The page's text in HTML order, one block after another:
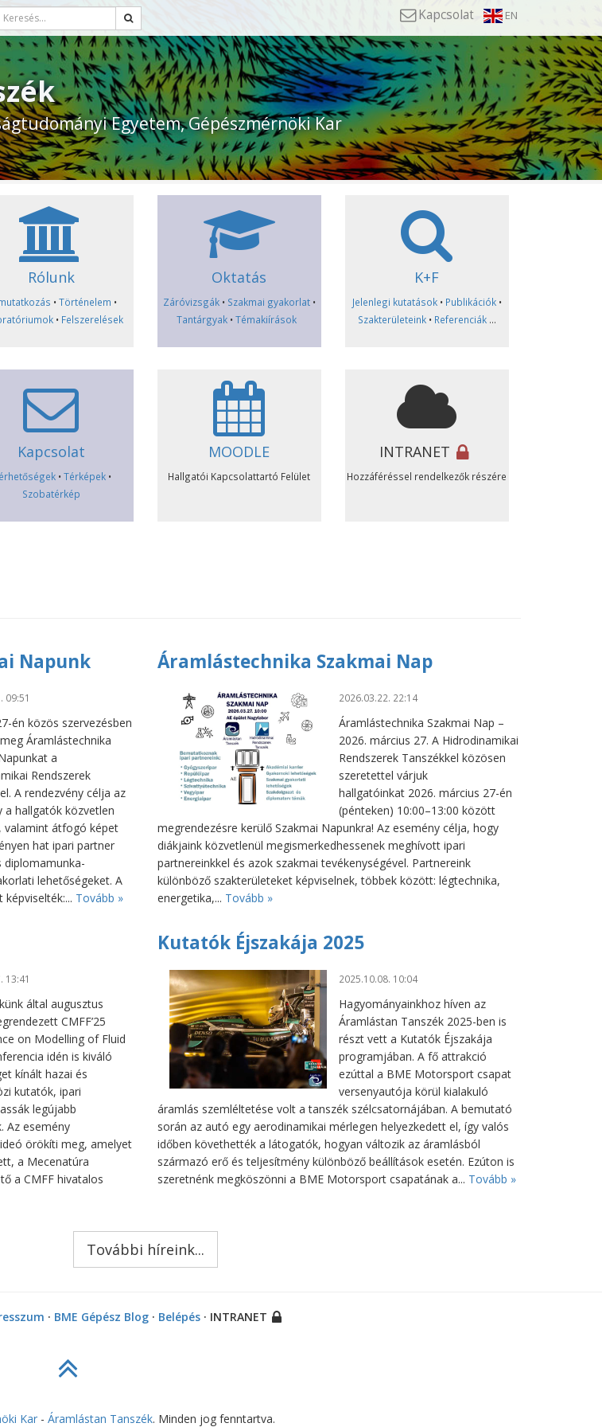
Kapcsolat EN
Egyetem, Gépészmérnöki Kar
Rólunk
• Történelem •
• Felszerelések
Oktatás
Záróvizsgák• Szakmai gyakorlat•
Tantárgyak •Témakiírások
K+F
Jelenlegi kutatások• Publikációk•
Szakterületeink• Referenciák...
Kapcsolat
• Térképek•
Szobatérkép
MOODLE
Hallgatói Kapcsolattartó Felület
INTRANET
Hozzáféréssel rendelkezők részére
Napunk
09:51
én közös szervezésben
Áramlástechnika
a
Rendszerek
A rendezvény célja az
a hallgatók közvetlen
valamint átfogó képet
hat ipari partner
lehetőségeket. A
Tovább »
Áramlástechnika Szakmai Nap
2026.03.22. 22:14
Áramlástechnika Szakmai Nap –
2026. március 27. A Hidrodinamikai
Rendszerek Tanszékkel közösen
szeretettel várjuk
hallgatóinkat 2026. március 27-én
(pénteken) 10:00–13:00 között
megrendezésre kerülő Szakmai Napunkra! Az esemény célja, hogy
diákjaink közvetlenül megismerkedhessenek meghívott ipari
partnereinkkel és azok szakmai tevékenységével. Partnereink
különböző szakterületeket képviselnek, többek között: légtechnika,
energetika,... Tovább »
13:41
által augusztus
CMFF’25
on Modelling of Fluid
idén is kiváló
kínált hazai és
kutatók, ipari
legújabb
Az esemény
örökíti meg, amelyet
a Mecenatúra
a CMFF hivatalos
Kutatók Éjszakája 2025
2025.10.08. 10:04
Hagyományainkhoz híven az
Áramlástan Tanszék 2025-ben is
részt vett a Kutatók Éjszakája
programjában. A fő attrakció
ezúttal a BME Motorsport csapat
versenyautója körül kialakuló
áramlás szemléltetése volt a tanszék szélcsatornájában. A bemutató
során az autó egy aerodinamikai mérlegen helyezkedett el, így valós
időben követhették a látogatók, hogyan változik az áramlásból
származó erő és teljesítmény különböző beállítások esetén. Ezúton is
szeretnénk megköszönni a BME Motorsport csapatának a... Tovább »
További híreink...
· BME Gépész Blog· Belépés· INTRANET
Kar - Áramlástan Tanszék. Minden jog fenntartva.